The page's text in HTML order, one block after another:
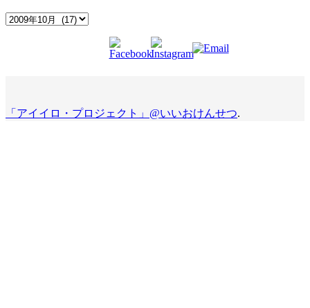
Archives
「アイイロ・プロジェクト」@いいおけんせつ.